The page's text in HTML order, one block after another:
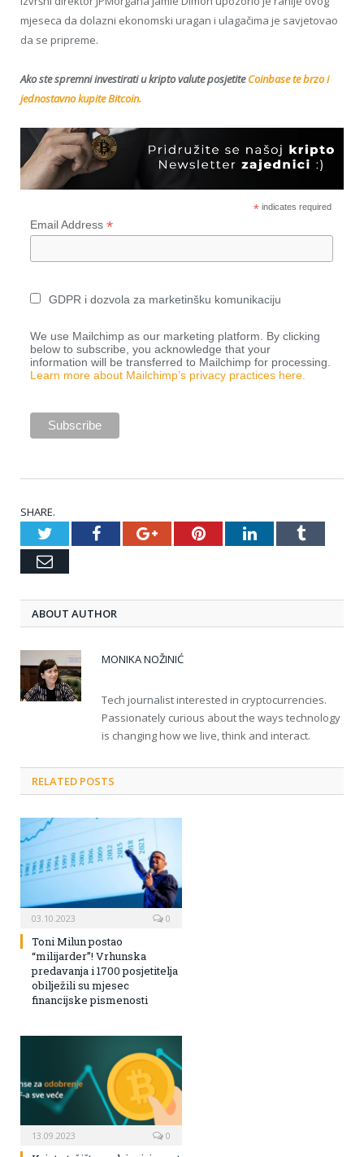
mjeseca da dolazni ekonomski uragan i ulagačima je savjetovao
da se pripreme.
Ako ste spremni investirati u kripto valute posjetiteCoinbase te brzo i
jednostavno kupite Bitcoin.
*indicates required
Email Address *
GDPR i dozvola za marketinšku komunikaciju
We use Mailchimp as our marketing platform. By clicking
below to subscribe, you acknowledge that your
information will be transferred to Mailchimp for processing.
Learn more about Mailchimp’s privacy practices here.
SHARE.
TwitterFacebookGoogle+PinterestLinkedInTumblr
Email
ABOUT AUTHOR
MONIKA NOŽINIĆ
Tech journalist interested in cryptocurrencies.
Passionately curious about the ways technology
is changing how we live, think and interact.
RELATED POSTS
03.10.2023 0
Toni Milun postao
“milijarder”! Vrhunska
predavanja i 1700 posjetitelja
obilježili su mjesec
financijske pismenosti
13.09.2023 0